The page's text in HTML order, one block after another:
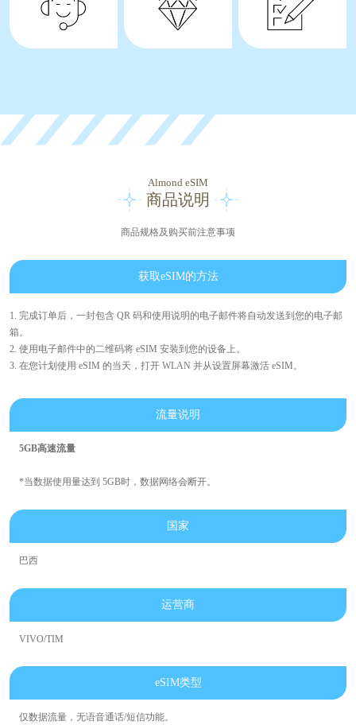
Almond eSIM
商品说明
商品规格及购买前注意事项
获取eSIM的方法
1. 完成订单后，一封包含 QR 码和使用说明的电子邮件将自动发送到您的电子邮
箱。
2. 使用电子邮件中的二维码将 eSIM 安装到您的设备上。
3. 在您计划使用 eSIM 的当天，打开 WLAN 并从设置屏幕激活 eSIM。
流量说明
5GB高速流量
*当数据使用量达到 5GB时，数据网络会断开。
国家
巴西
运营商
VIVO/TIM
eSIM类型
仅数据流量，无语音通话/短信功能。